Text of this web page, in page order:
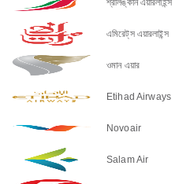
এমিরেট্‌স এয়ারলাইন্স
ওমান এয়ার
Etihad Airways
Novoair
Salam Air